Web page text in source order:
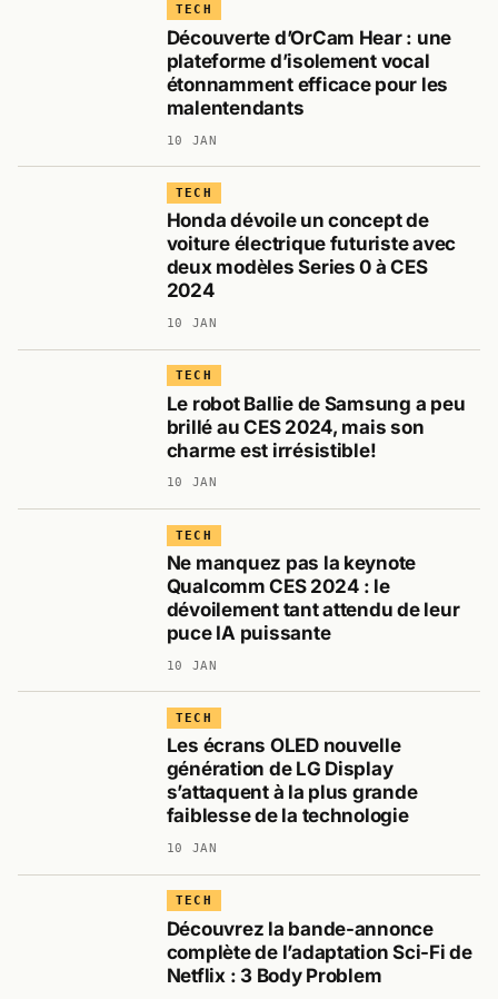
TECH
Découverte d’OrCam Hear : une
plateforme d’isolement vocal
étonnamment efficace pour les
malentendants
10 JAN
TECH
Honda dévoile un concept de
voiture électrique futuriste avec
deux modèles Series 0 à CES
2024
10 JAN
TECH
Le robot Ballie de Samsung a peu
brillé au CES 2024, mais son
charme est irrésistible!
10 JAN
TECH
Ne manquez pas la keynote
Qualcomm CES 2024 : le
dévoilement tant attendu de leur
puce IA puissante
10 JAN
TECH
Les écrans OLED nouvelle
génération de LG Display
s’attaquent à la plus grande
faiblesse de la technologie
10 JAN
TECH
Découvrez la bande-annonce
complète de l’adaptation Sci-Fi de
Netflix : 3 Body Problem